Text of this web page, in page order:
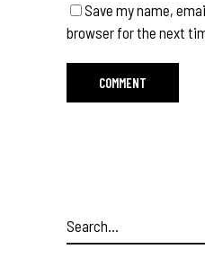
Save my name,
browser for the next
Search
for: